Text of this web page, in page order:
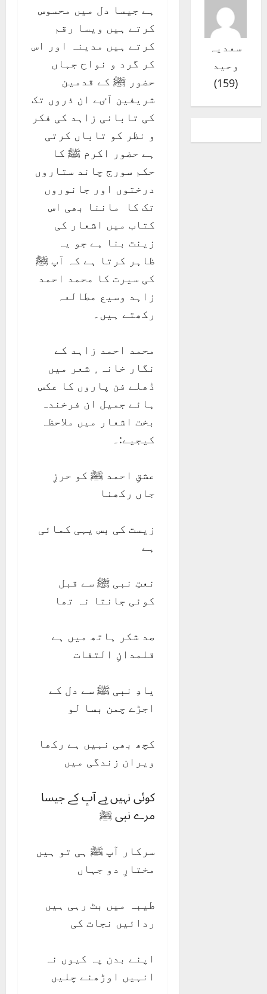
ہے جیسا دل میں محسوس
کرتے ہیں ویسا رقم
کرتے ہیں مدینہ اور اس
کر گرد و نواح جہاں
حضور ﷺ کے قدمین
شریفین آٸے ان ذروں تک
کی تابانی زاہد کی فکر
و نظر کو تاباں کرتی
ہے حضور اکرم ﷺ کا
حکم سورج چاند ستاروں
درختوں اور جانوروں
تک کا ماننا بھی اس
کتاب میں اشعار کی
زینت بنا ہے جو یہ
ظاہر کرتا ہے کہ آپ ﷺ
کی سیرت کا محمد احمد
زاہد وسیع مطالعہ
رکھتے ہیں۔
محمد احمد زاہد کے
نگار خانہ ٕ شعر میں
ڈھلے فن پاروں کا عکس
ہائے جمیل ان فرخندہ
بخت اشعار میں ملاحظہ
کیجیے:۔
عشقِ احمد ﷺ کو حرزِ
جاں رکھنا
زیست کی بس یہی کمائی
ہے
نعتِ نبی ﷺ سے قبل
کوئی جانتا نہ تھا
صد شکر ہاتھ میں ہے
قلمدانِ التفات
یادِ نبی ﷺ سے دل کے
اجڑے چمن بسا لو
کچھ بھی نہیں ہے رکھا
ویران زندگی میں
کوئی نہیں ہے آپ کے جیسا
مرے نبی ﷺ
سرکار آپ ﷺ ہی تو ہیں
مختارِ دو جہاں
طیبہ میں بٹ رہی ہیں
ردائیں نجات کی
اپنے بدن پہ کیوں نہ
انہیں اوڑھنے چلیں
سعدیہ
وحید
(
159
)